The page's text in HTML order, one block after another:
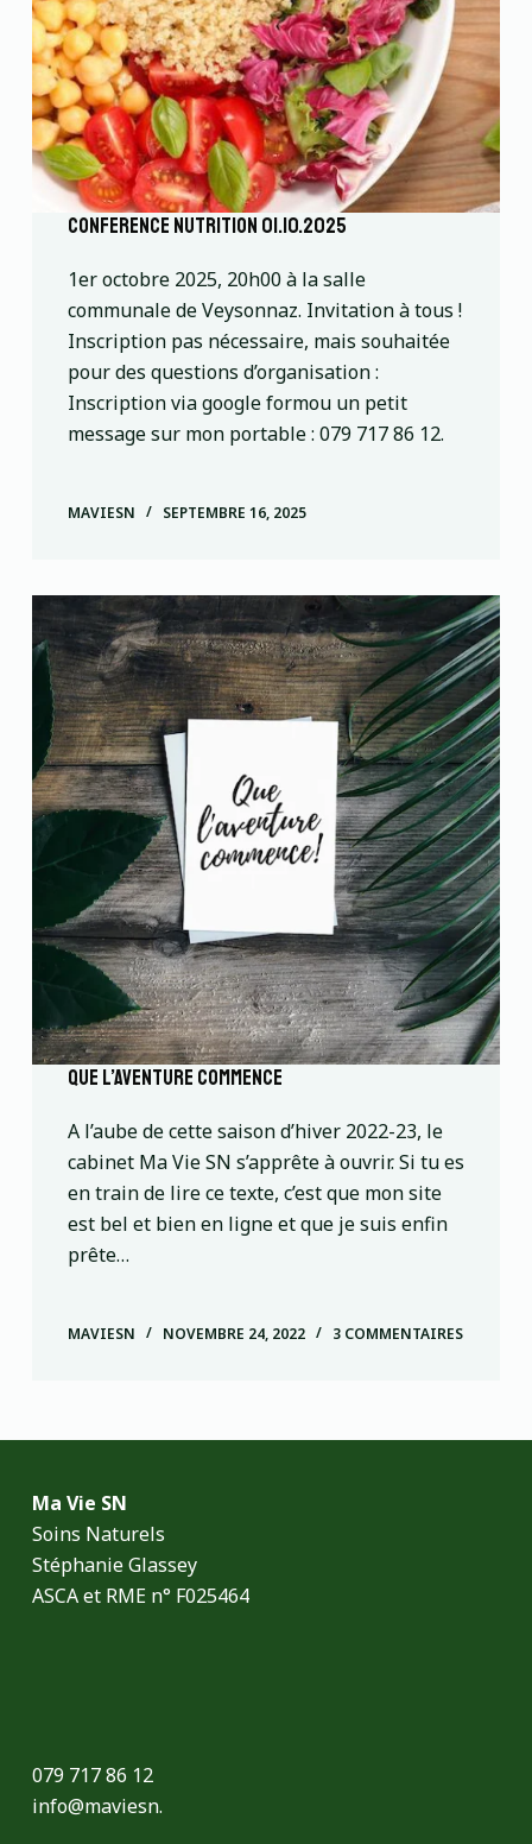
conference nutrition 01.10.2025
1er octobre 2025, 20h00 à la salle
communale de Veysonnaz. Invitation à tous !
Inscription pas nécessaire, mais souhaitée
pour des questions d’organisation :
Inscription via google formou un petit
message sur mon portable : 079 717 86 12.
MAVIESN SEPTEMBRE 16, 2025
Que l’aventure commence
A l’aube de cette saison d’hiver 2022-23, le
cabinet Ma Vie SN s’apprête à ouvrir. Si tu es
en train de lire ce texte, c’est que mon site
est bel et bien en ligne et que je suis enfin
prête…
MAVIESN NOVEMBRE 24, 2022 3 COMMENTAIRES
Ma Vie SN
Soins Naturels
Stéphanie Glassey
ASCA et RME n° F025464
079 717 86 12
info@maviesn.